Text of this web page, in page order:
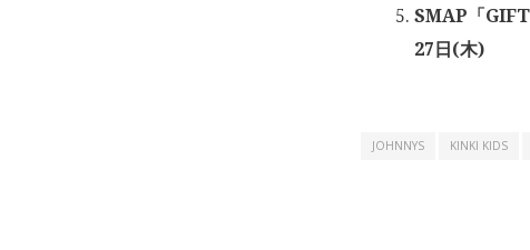
SMAP「
27日(木)
JOHNNYS KINKI KIDS